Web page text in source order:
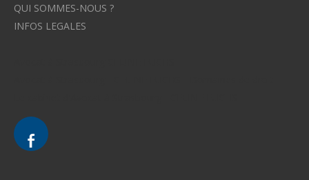
QUI SOMMES-NOUS ?
INFOS LEGALES